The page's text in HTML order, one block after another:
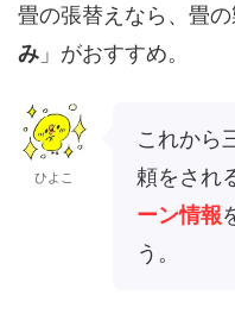
畳の張替えなら、畳
み 」がおすすめ。
ひよこ
これから
頼をされ
ーン情報
う。